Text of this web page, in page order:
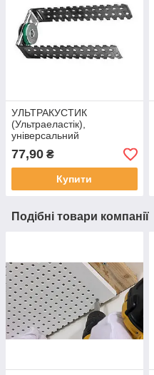
УЛЬТРАКУСТИК
(Ультраеластік),
універсальний
віброізолювальний підвіс
77,90 ₴
Купити
Подібні товари компанії